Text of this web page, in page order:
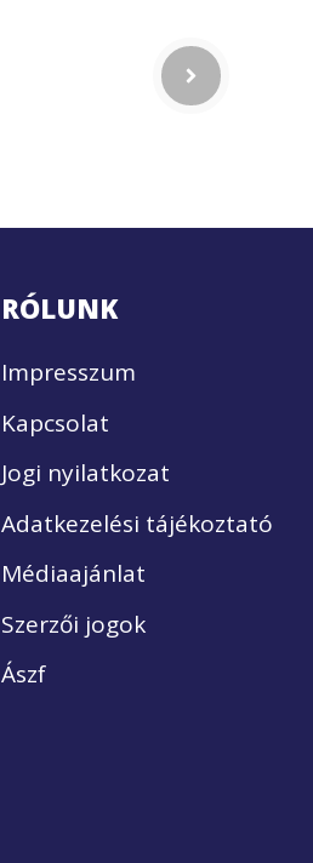
RÓLUNK
Impresszum
Kapcsolat
Jogi nyilatkozat
Adatkezelési tájékoztató
Médiaajánlat
Szerzői jogok
Ászf